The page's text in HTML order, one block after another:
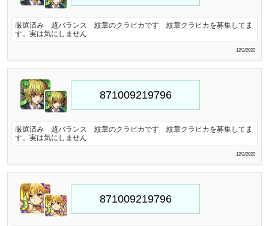
厳選済み 超バランス 紋章のクラピカです 紋章クラピカを募集してま
す。実は気にしません
12/2/2020
厳選済み 超バランス 紋章のクラピカです 紋章クラピカを募集してま
す。実は気にしません
12/2/2020